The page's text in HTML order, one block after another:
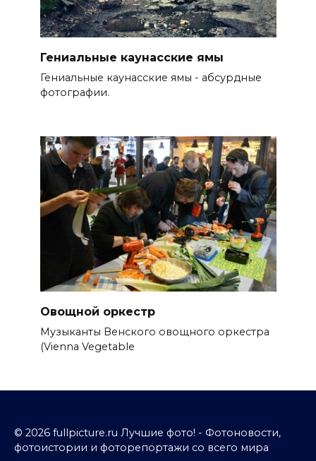
Гениальные каунасские ямы
Гениальные каунасские ямы - абсурдные
фотографии.
Овощной оркестр
Музыканты Венского овощного оркестра
(Vienna Vegetable
© 2026 fullpicture.ru Лучшие фото! - Фотоновости,
фотоистории и фоторепортажи со всего мира